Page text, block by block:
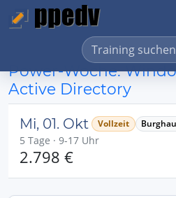
Power-Woche:
Active Directory
Mi, 01. Okt Vollzeit
5 Tage · 9-17 Uhr
2.798 €